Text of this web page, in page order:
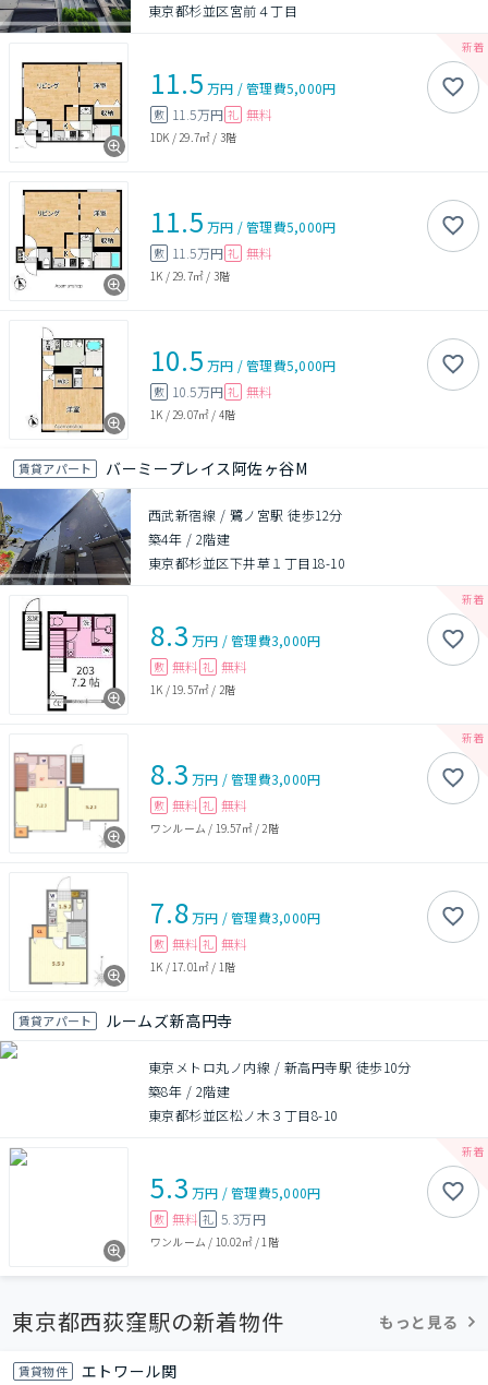
東京都杉並区宮前４丁目
11.5 万円 /管理費5,000円
敷 11.5万円 礼 無料
1DK / 29.7㎡ / 3階
11.5 万円 /管理費5,000円
敷 11.5万円 礼 無料
1K / 29.7㎡ / 3階
10.5 万円 /管理費5,000円
敷 10.5万円 礼 無料
1K / 29.07㎡ / 4階
賃貸アパート バーミープレイス阿佐ヶ谷M
西武新宿線 / 鷺ノ宮駅 徒歩12分
築4年 / 2階建
東京都杉並区下井草１丁目18-10
8.3 万円 /管理費3,000円
敷 無料 礼 無料
1K / 19.57㎡ / 2階
8.3 万円 /管理費3,000円
敷 無料 礼 無料
ワンルーム / 19.57㎡/ 2階
7.8万円 /管理費3,000円
敷 無料 礼 無料
1K / 17.01㎡ / 1階
賃貸アパート ルームズ新高円寺
東京メトロ丸ノ内線 / 新高円寺駅 徒歩10分
築8年 / 2階建
東京都杉並区松ノ木３丁目8-10
5.3 万円 /管理費5,000円
敷 無料 礼 5.3万円
ワンルーム / 10.02㎡/ 1階
東京都西荻窪駅の新着物件 もっと見る
賃貸物件 エトワール関